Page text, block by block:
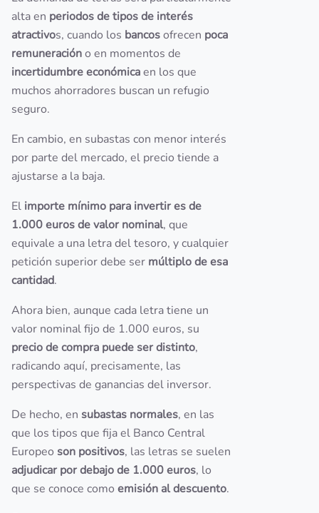
alta en periodos de tipos de interés
atractivos, cuando los bancosofrecen poca
remuneracióno en momentos de
incertidumbre económicaen los que
muchos ahorradores buscan un refugio
seguro.
En cambio, en subastas con menor interés
por parte del mercado, el precio tiende a
ajustarse a la baja.
El importe mínimo para invertir es de
1.000 euros de valor nominal, que
equivale a una letra del tesoro, y cualquier
petición superior debe ser múltiplo de esa
cantidad.
Ahora bien, aunque cada letra tiene un
valor nominal fijo de 1.000 euros, su
precio de compra puede ser distinto,
radicando aquí, precisamente, las
perspectivas de ganancias del inversor.
De hecho, en subastas normales, en las
que los tipos que fija el Banco Central
Europeo son positivos, las letras se suelen
adjudicar por debajo de 1.000 euros, lo
que se conoce como emisión al descuento.